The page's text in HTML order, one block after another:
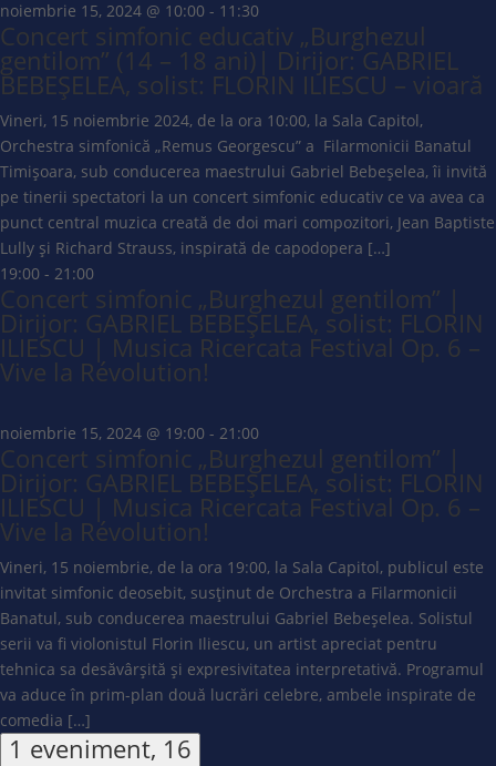
noiembrie 15, 2024 @ 10:00 - 11:30
Concert simfonic educativ „Burghezul
gentilom” (14 – 18 ani)| Dirijor: GABRIEL
BEBEȘELEA, solist: FLORIN ILIESCU – vioară
Vineri, 15 noiembrie 2024, de la ora 10:00, la Sala Capitol,
Orchestra simfonică „Remus Georgescu” a Filarmonicii Banatul
Timișoara, sub conducerea maestrului Gabriel Bebeșelea, îi invită
pe tinerii spectatori la un concert simfonic educativ ce va avea ca
punct central muzica creată de doi mari compozitori, Jean Baptiste
Lully și Richard Strauss, inspirată de capodopera […]
19:00 - 21:00
Concert simfonic „Burghezul gentilom” |
Dirijor: GABRIEL BEBEȘELEA, solist: FLORIN
ILIESCU | Musica Ricercata Festival Op. 6 –
Vive la Révolution!
noiembrie 15, 2024 @ 19:00 - 21:00
Concert simfonic „Burghezul gentilom” |
Dirijor: GABRIEL BEBEȘELEA, solist: FLORIN
ILIESCU | Musica Ricercata Festival Op. 6 –
Vive la Révolution!
Vineri, 15 noiembrie, de la ora 19:00, la Sala Capitol, publicul este
invitat simfonic deosebit, susținut de Orchestra a Filarmonicii
Banatul, sub conducerea maestrului Gabriel Bebeșelea. Solistul
serii va fi violonistul Florin Iliescu, un artist apreciat pentru
tehnica sa desăvârșită și expresivitatea interpretativă. Programul
va aduce în prim-plan două lucrări celebre, ambele inspirate de
comedia […]
1 eveniment, 16